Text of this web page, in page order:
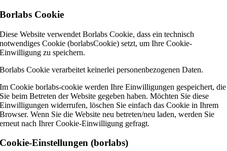
Borlabs Cookie
Diese Website verwendet Borlabs Cookie, dass ein technisch
notwendiges Cookie (borlabsCookie) setzt, um Ihre Cookie-
Einwilligung zu speichern.
Borlabs Cookie verarbeitet keinerlei personenbezogenen Daten.
Im Cookie borlabs-cookie werden Ihre Einwilligungen gespeichert, die
Sie beim Betreten der Website gegeben haben. Möchten Sie diese
Einwilligungen widerrufen, löschen Sie einfach das Cookie in Ihrem
Browser. Wenn Sie die Website neu betreten/neu laden, werden Sie
erneut nach Ihrer Cookie-Einwilligung gefragt.
Cookie-Einstellungen (borlabs)